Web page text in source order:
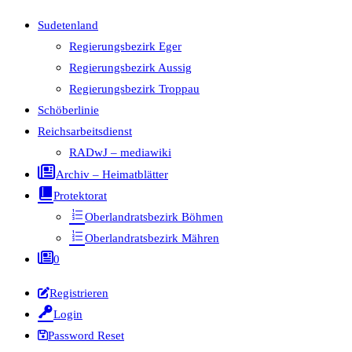
Sudetenland
Regierungsbezirk Eger
Regierungsbezirk Aussig
Regierungsbezirk Troppau
Schöberlinie
Reichsarbeitsdienst
RADwJ – mediawiki
Archiv – Heimatblätter
Protektorat
Oberlandratsbezirk Böhmen
Oberlandratsbezirk Mähren
0
Registrieren
Login
Password Reset